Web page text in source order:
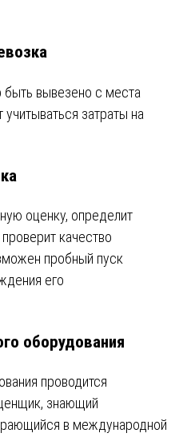
вывезено с места
затраты на
оценку, определит
качество
пробный пуск
его
оборудования
проводится
знающий
в международной